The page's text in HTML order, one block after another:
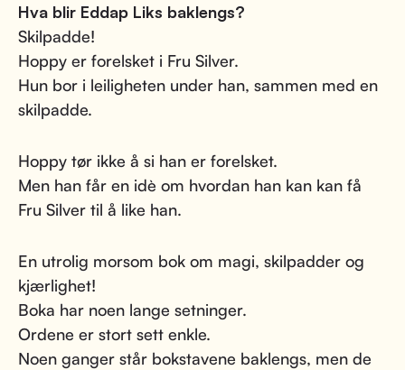
Hva blir Eddap Liks baklengs?
Skilpadde!
Hoppy er forelsket i Fru Silver.
Hun bor i leiligheten under han, sammen med en
skilpadde.
Hoppy tør ikke å si han er forelsket.
Men han får en idè om hvordan han kan kan få
Fru Silver til å like han.
En utrolig morsom bok om magi, skilpadder og
kjærlighet!
Boka har noen lange setninger.
Ordene er stort sett enkle.
Noen ganger står bokstavene baklengs, men de